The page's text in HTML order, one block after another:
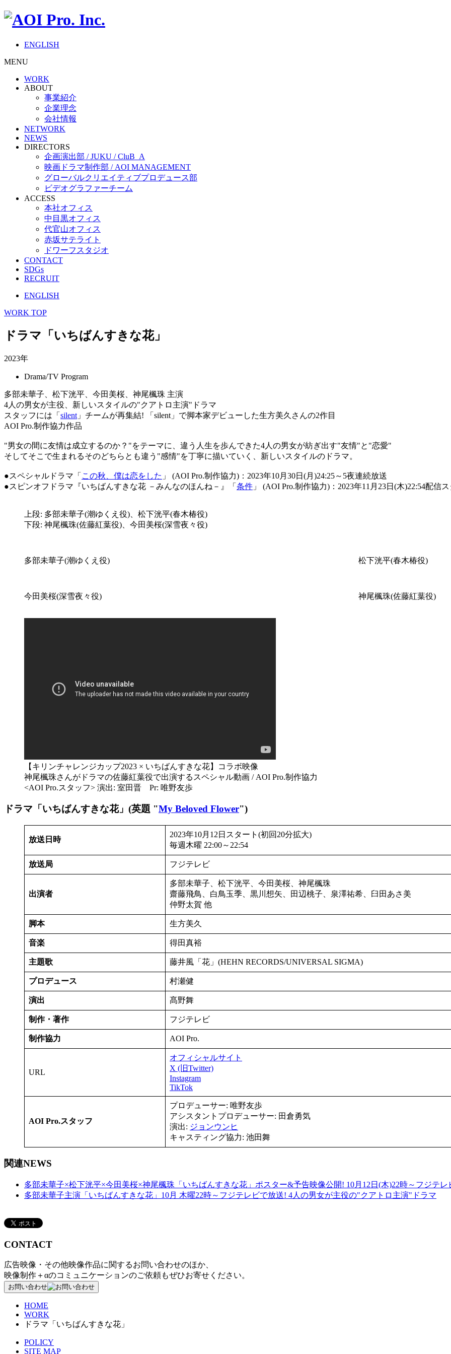
ENGLISH
MENU
WORK
ABOUT
事業紹介
企業理念
会社情報
NETWORK
NEWS
DIRECTORS
企画演出部 / JUKU / CluB_A
映画ドラマ制作部 / AOI MANAGEMENT
グローバルクリエイティブプロデュース部
ビデオグラファーチーム
ACCESS
本社オフィス
中目黒オフィス
代官山オフィス
赤坂サテライト
ドワーフスタジオ
CONTACT
SDGs
RECRUIT
ENGLISH
WORK TOP
ドラマ「いちばんすきな花」
2023年
Drama/TV Program
多部未華子、松下洸平、今田美桜、神尾楓珠 主演
4人の男女が主役、新しいスタイルの"クアトロ主演"ドラマ
スタッフには「 silent 」チームが再集結! 「silent」で脚本家デビューした生方美久さんの2作目
AOI Pro.制作協力作品
"男女の間に友情は成立するのか？"をテーマに、違う人生を歩んできた4人の男女が紡ぎ出す"友情"と"恋愛"
そしてそこで生まれるそのどちらとも違う"感情"を丁寧に描いていく、新しいスタイルのドラマ。
●スペシャルドラマ「 この秋、僕は恋をした 」 (AOI Pro.制作協力)：2023年10月30日(月)24:25～5夜連続放送
●スピンオフドラマ『いちばんすきな花 －みんなのほんね－』「 条件 」 (AOI Pro.制作協力)：2023年11月23日(木)22:54配信ス
上段: 多部未華子(潮ゆくえ役)、松下洸平(春木椿役)
下段: 神尾楓珠(佐藤紅葉役)、今田美桜(深雪夜々役)
多部未華子(潮ゆくえ役) 松下洸平(春木椿役)
今田美桜(深雪夜々役) 神尾楓珠(佐藤紅葉役)
【キリンチャレンジカップ2023 × いちばんすきな花】コラボ映像
神尾楓珠さんがドラマの佐藤紅葉役で出演するスペシャル動画 / AOI Pro.制作協力
<AOI Pro.スタッフ> 演出: 室田晋 Pr: 唯野友歩
ドラマ「いちばんすきな花」(英題 "My Beloved Flower")
放送日時
2023年10月12日スタート(初回20分拡大)
毎週木曜 22:00～22:54
放送局 フジテレビ
出演者
多部未華子、松下洸平、今田美桜、神尾楓珠
齋藤飛鳥、白鳥玉季、黒川想矢、田辺桃子、泉澤祐希、臼田あさ美
仲野太賀 他
脚本 生方美久
音楽 得田真裕
主題歌 藤井風「花」(HEHN RECORDS/UNIVERSAL SIGMA)
プロデュース 村瀬健
演出 髙野舞
制作・著作 フジテレビ
制作協力 AOI Pro.
URL
オフィシャルサイト
X (旧Twitter)
Instagram
TikTok
AOI Pro.スタッフ
プロデューサー: 唯野友歩
アシスタントプロデューサー: 田倉勇気
演出: ジョンウンヒ
キャスティング協力: 池田舞
関連NEWS
多部未華子×松下洸平×今田美桜×神尾楓珠「いちばんすきな花」ポスター&予告映像公開! 10月12日(木)22時～フジテレ
多部未華子主演「いちばんすきな花」10月 木曜22時～フジテレビで放送! 4人の男女が主役の"クアトロ主演"ドラマ
CONTACT
広告映像・その他映像作品に関するお問い合わせのほか、
映像制作＋αのコミュニケーションのご依頼もぜひお寄せください。
お問い合わせ
HOME
WORK
ドラマ「いちばんすきな花」
POLICY
SITE MAP